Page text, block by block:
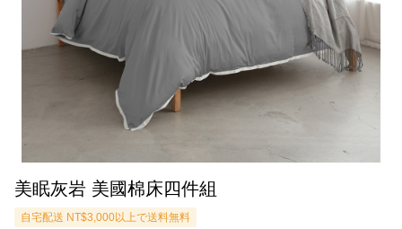
美眠灰岩 美國棉床四件組
自宅配送 NT$3,000以上で送料無料